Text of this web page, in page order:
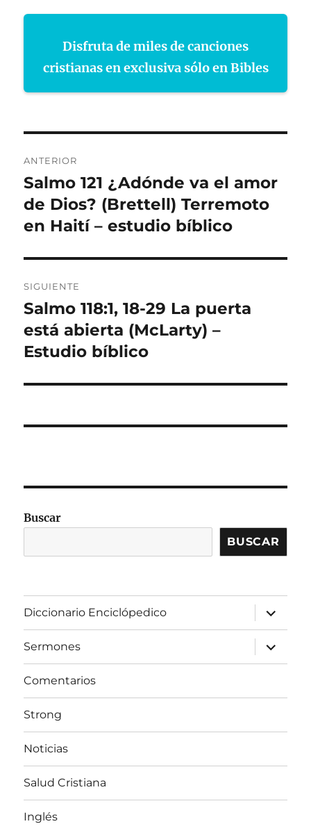
Disfruta de miles de canciones
cristianas en exclusiva sólo en Bibles
de
entradas
ANTERIOR
Entrada
anterior:
Salmo 121 ¿Adónde va el amor
de Dios? (Brettell) Terremoto
en Haití – estudio bíblico
SIGUIENTE
Entrada
siguiente:
Salmo 118:1, 18-29 La puerta
está abierta (McLarty) –
Estudio bíblico
Buscar
BUSCAR
Diccionario Enciclópedico
expandir
el
menú
inferior
Sermones
expandir
el
menú
Comentarios
Strong
Noticias
Salud Cristiana
Inglés